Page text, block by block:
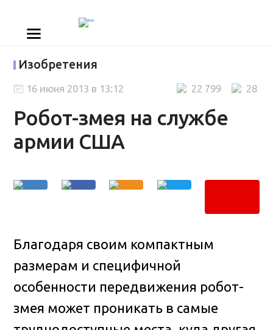
Изобретения
Робот-змея на службе
армии США
28
22 799
16 июня 2013 в 13:12
Благодаря своим компактным
размерам и специфичной
особенности передвижения робот-
змея может проникать в самые